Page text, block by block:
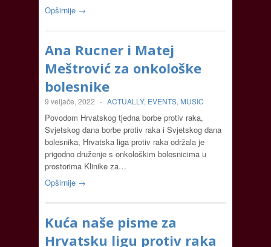
Opširnije →
Ana Rucner i Matej
Meštrović za onkološke
bolesnike
9 veljače, 2022 - ACTUALLY, EVENTS, MUSIC
Povodom Hrvatskog tjedna borbe protiv raka,
Svjetskog dana borbe protiv raka i Svjetskog dana
bolesnika, Hrvatska liga protiv raka održala je
prigodno druženje s onkološkim bolesnicima u
prostorima Klinike za…
Opširnije →
Kuća naše pisme za
Hrvatsku ligu protiv raka